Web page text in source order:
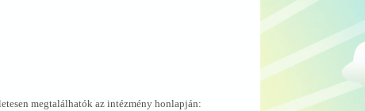
megtalálhatók az intézmény honlapján: